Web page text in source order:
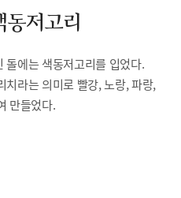
저고리
돌에는 색동저고리를 입었다.
치라는 의미로 빨강, 노랑, 파랑,
만들었다.